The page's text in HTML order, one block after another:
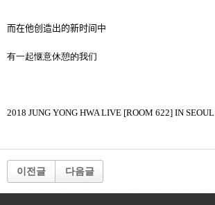
而在他创 造出的新时间 中
有一起惬意休憩的我们
2018 JUNG YONG HWA LIVE [ROOM 622] IN SEOUL
이전글 다음글